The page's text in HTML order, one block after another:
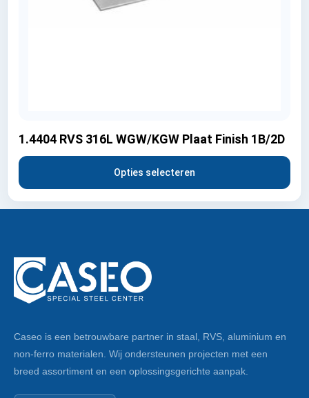
1.4404 RVS 316L WGW/KGW Plaat Finish 1B/2D
Opties selecteren
Caseo is een betrouwbare partner in staal, RVS, aluminium en
non-ferro materialen. Wij ondersteunen projecten met een
breed assortiment en een oplossingsgerichte aanpak.